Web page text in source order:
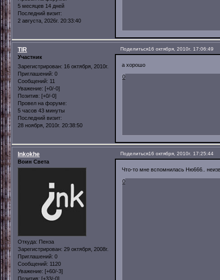
5 месяцев 14 дней
Последний визит:
2 августа, 2026г. 20:33:40
Поделиться16 октября, 2010г. 17:06:49
TIR
Участник
Зарегистрирован: 16 октября, 2010г.
Приглашений: 0
Сообщений: 11
Уважение: [+0/-0]
Позитив: [+0/-0]
Провел на форуме:
5 часов 43 минуты
Последний визит:
28 ноября, 2010г. 20:38:50
а хорошо
0
Поделиться16 октября, 2010г. 17:25:44
Inkokhe
Воин Света
Откуда: Пенза
Зарегистрирован: 29 октября, 2008г.
Приглашений: 0
Сообщений: 1120
Уважение: [+60/-3]
Позитив: [+33/-0]
Что-то мне вспомнилась Ню666..
0